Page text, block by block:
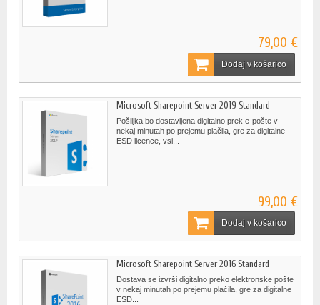
79,00 €
Dodaj v košarico
Microsoft Sharepoint Server 2019 Standard
Pošiljka bo dostavljena digitalno prek e-pošte v
nekaj minutah po prejemu plačila, gre za digitalne
ESD licence, vsi...
99,00 €
Dodaj v košarico
Microsoft Sharepoint Server 2016 Standard
Dostava se izvrši digitalno preko elektronske pošte
v nekaj minutah po prejemu plačila, gre za digitalne
ESD...